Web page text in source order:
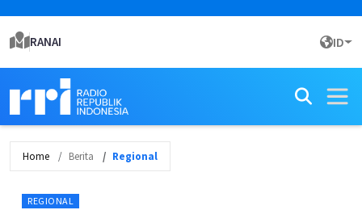
RANAI ID
Home Berita Regional
REGIONAL